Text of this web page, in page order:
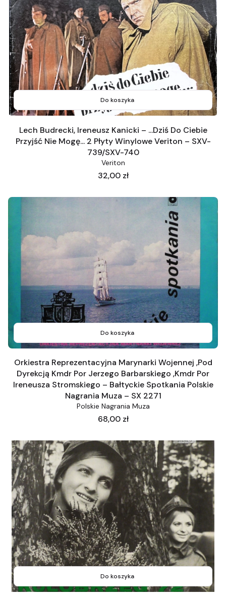
Do koszyka
Lech Budrecki, Ireneusz Kanicki – ...Dziś Do Ciebie
Przyjść Nie Mogę... 2 Płyty Winylowe Veriton – SXV-
739/SXV-740
Veriton
Cena
32,00 zł
Do koszyka
Orkiestra Reprezentacyjna Marynarki Wojennej ,Pod
Dyrekcją Kmdr Por Jerzego Barbarskiego ,Kmdr Por
Ireneusza Stromskiego – Bałtyckie Spotkania Polskie
Nagrania Muza – SX 2271
Polskie Nagrania Muza
Cena
68,00 zł
Do koszyka